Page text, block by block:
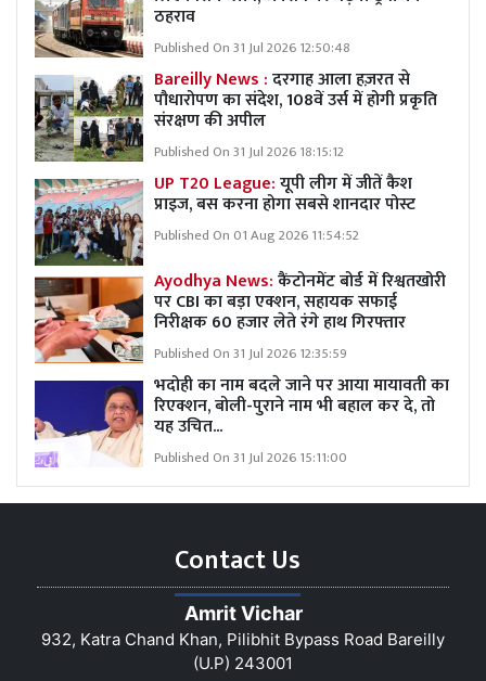
ठहराव
Published On 31 Jul 2026 12:50:48
Bareilly News :दरगाह आला हज़रत से
पौधारोपण का संदेश, 108वें उर्स में होगी प्रकृति
संरक्षण की अपील
Published On 31 Jul 2026 18:15:12
UP T20 League:यूपी लीग में जीतें कैश
प्राइज, बस करना होगा सबसे शानदार पोस्ट
Published On 01 Aug 2026 11:54:52
Ayodhya News:कैंटोनमेंट बोर्ड में रिश्वतखोरी
पर CBI का बड़ा एक्शन, सहायक सफाई
निरीक्षक 60 हजार लेते रंगे हाथ गिरफ्तार
Published On 31 Jul 2026 12:35:59
भदोही का नाम बदले जाने पर आया मायावती का
रिएक्शन, बोली-पुराने नाम भी बहाल कर दे, तो
यह उचित...
Published On 31 Jul 2026 15:11:00
Contact Us
Amrit Vichar
932, Katra Chand Khan, Pilibhit Bypass Road Bareilly
(U.P) 243001